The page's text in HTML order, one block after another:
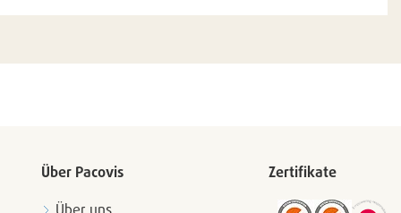
Über Pacovis
Über uns
Zertifikate